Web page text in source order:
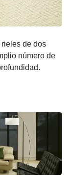
de dos
número de